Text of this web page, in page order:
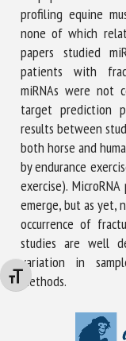
Changer la taille de la police
profiling equine
none of which
papers studied
patients with
miRNAs were not
target prediction
results between
both horse and
by endurance
exercise).
emerge, but as yet,
occurrence of
studies are well
variation in
methods.